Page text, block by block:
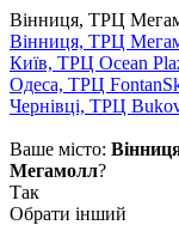
Вінниця, ТРЦ
Вінниця, ТРЦ
Київ, ТРЦ Ocean
Одеса, ТРЦ
Чернівці, ТРЦ
Ваше місто:
Мегамолл?
Так
Обрати інший